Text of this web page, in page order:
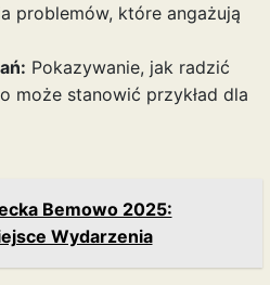
problemów, które angażują
Pokazywanie, jak radzić
może stanowić przykład dla
Bemowo 2025:
Wydarzenia